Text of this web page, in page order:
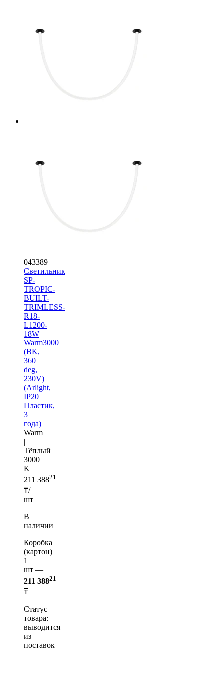
043389
Светильник
SP-
TROPIC-
BUILT-
TRIMLESS-
R18-
L1200-
18W
Warm3000
(BK,
360
deg,
230V)
(Arlight,
IP20
Пластик,
3
года)
Warm
|
Тёплый
3000
K
211 38821
₸/
шт
В
наличии
Коробка
(картон)
1
шт —
211 38821
₸
Статус
товара:
выводится
из
поставок